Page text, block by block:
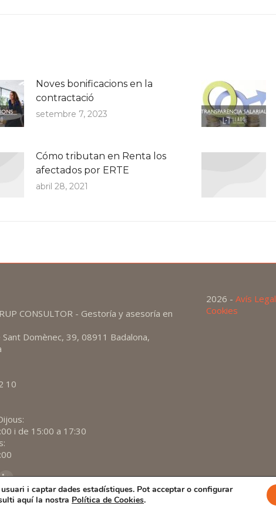
Noves bonificacions en la
contractació
setembre 7, 2023
Cómo tributan en Renta los
afectados por ERTE
abril 28, 2021
CONSULTOR - Gestoría y asesoría en
Domènec, 39, 08911 Badalona,
10
i de 15:00 a 17:30
Linkedin
page
2026 -Avís Legal
Cookies
i captar dades estadístiques. Pot acceptar o configurar
aquí la nostra Política de Cookies.